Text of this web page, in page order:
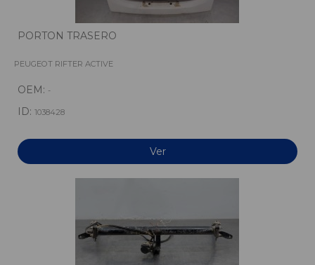
PORTON TRASERO
PEUGEOT RIFTER ACTIVE
OEM: -
ID: 1038428
Ver